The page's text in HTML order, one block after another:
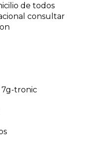
de todos
consultar
7g-tronic